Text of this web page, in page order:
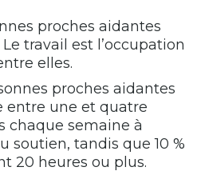
proches aidantes
travail est l’occupation
elles.
proches aidantes
entre une et quatre
chaque semaine à
soutien, tandis que 10 %
20 heures ou plus.